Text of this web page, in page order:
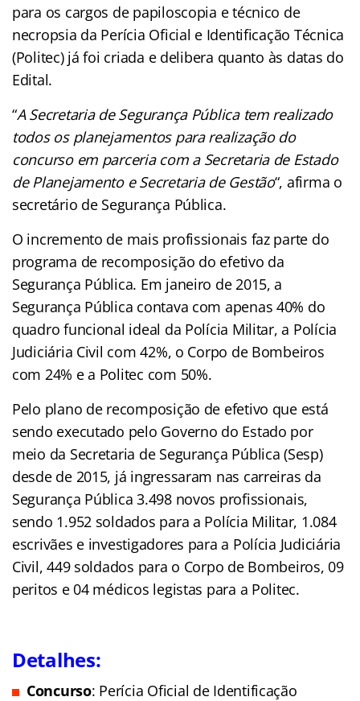
para os cargos de papiloscopia e técnico de
necropsia da Perícia Oficial e Identificação Técnica
(Politec) já foi criada e delibera quanto às datas do
Edital.
“A Secretaria de Segurança Pública tem realizado
todos os planejamentos para realização do
concurso em parceria com a Secretaria de Estado
de Planejamento e Secretaria de Gestão“, afirma o
secretário de Segurança Pública.
O incremento de mais profissionais faz parte do
programa de recomposição do efetivo da
Segurança Pública. Em janeiro de 2015, a
Segurança Pública contava com apenas 40% do
quadro funcional ideal da Polícia Militar, a Polícia
Judiciária Civil com 42%, o Corpo de Bombeiros
com 24% e a Politec com 50%.
Pelo plano de recomposição de efetivo que está
sendo executado pelo Governo do Estado por
meio da Secretaria de Segurança Pública (Sesp)
desde de 2015, já ingressaram nas carreiras da
Segurança Pública 3.498 novos profissionais,
sendo 1.952 soldados para a Polícia Militar, 1.084
escrivães e investigadores para a Polícia Judiciária
Civil, 449 soldados para o Corpo de Bombeiros, 09
peritos e 04 médicos legistas para a Politec.
Detalhes:
Concurso: Perícia Oficial de Identificação